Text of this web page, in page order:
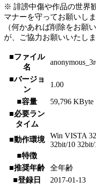
※ 誹謗中傷や作品の世界
マナーを守ってお願いしま
（何かあれば削除をお願
が、ご協力お願いいたしま
■ファイル
名
■バージョ
ン
1.00
■容量
59,796 KByte
■必要ラン
タイム
■動作環境
Win VISTA
32bit/10
■特徴
■推奨年齢
全年齢
■登録日
2017-01-13